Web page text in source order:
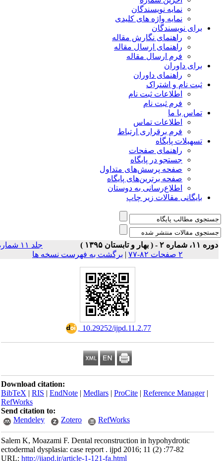
نمایه نویسندگان
نمایه واژه های کلیدی
برای نویسندگان
راهنمای نگارش مقاله
راهنمای ارسال مقاله
فرم ارسال مقاله
برای داوران
راهنمای داوران
ثبت نام و اشتراک
اطلاعات ثبت نام
فرم ثبت نام
تماس با ما
اطلاعات تماس
فرم برقراری ارتباط
تسهیلات پایگاه
راهنمای صفحات
جستجو در پایگاه
صفحه پرسش‌های متداول
صفحه برترین‌های پایگاه
اطلاع‌رسانی به دوستان
بایگانی مقالات زیر چاپ
شماره ۲ - ( بهار و تابستان ۱۳۹۵ )
جلد ۱۱ شماره
|برگشت به فهرست نسخه ها
‎ 10.29252/ijpd.11.2.77
Download citation:
BibTeX|RIS|EndNote|Medlars|ProCite|Reference Manager
RefWorks
Send citation to:
Mendeley
Zotero RefWorks
Salem K, Moazami F. Dental reconstruction in hypohydrotic
ectodermal dysplasia: case report . ijpd 2016; 11 (2) :77-82
URL:http://jiapd.ir/article-1-121-fa.html